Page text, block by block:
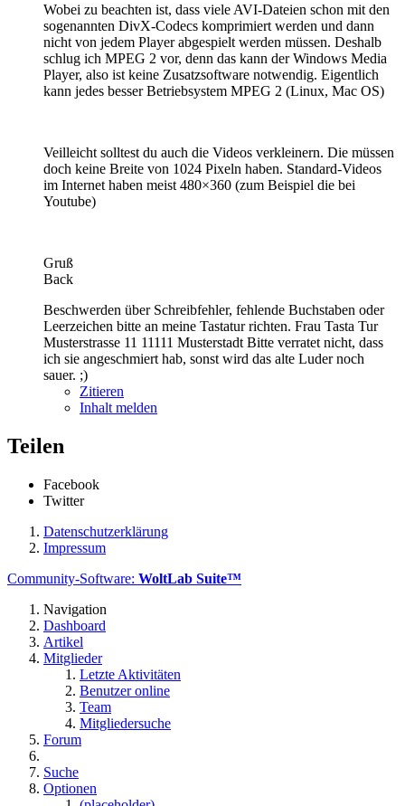
Wobei zu beachten ist, dass viele AVI-Dateien schon mit den
sogenannten DivX-Codecs komprimiert werden und dann
nicht von jedem Player abgespielt werden müssen. Deshalb
schlug ich MPEG 2 vor, denn das kann der Windows Media
Player, also ist keine Zusatzsoftware notwendig. Eigentlich
kann jedes besser Betriebsystem MPEG 2 (Linux, Mac OS)
Veilleicht solltest du auch die Videos verkleinern. Die müssen
doch keine Breite von 1024 Pixeln haben. Standard-Videos
im Internet haben meist 480×360 (zum Beispiel die bei
Youtube)
Gruß
Back
Beschwerden über Schreibfehler, fehlende Buchstaben oder
Leerzeichen bitte an meine Tastatur richten. Frau Tasta Tur
Musterstrasse 11 11111 Musterstadt Bitte verratet nicht, dass
ich sie angeschmiert hab, sonst wird das alte Luder noch
sauer. ;)
Zitieren
Inhalt melden
Teilen
Facebook
Twitter
Datenschutzerklärung
Impressum
Community-Software: WoltLab Suite™
Navigation
Dashboard
Artikel
Mitglieder
Letzte Aktivitäten
Benutzer online
Team
Mitgliedersuche
Forum
Suche
Optionen